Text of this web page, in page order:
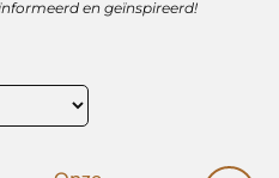
en geïnspireerd!